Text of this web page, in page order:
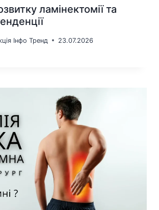
ламінектомії та
Інфо Тренд 23.07.2026